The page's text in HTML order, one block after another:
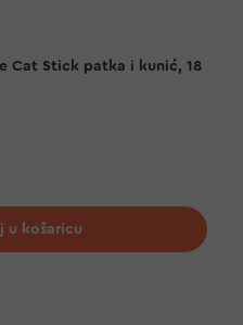
Cat Stick patka i kunić, 18
u košaricu